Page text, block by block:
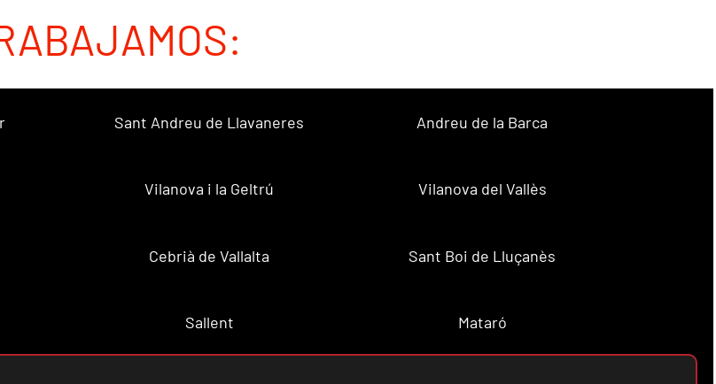
Sant Andreu de Llavaneres Andreu de la Barca
Vilanova i la Geltrú Vilanova del Vallès
Cebrià de Vallalta Sant Boi de Lluçanès
Sallent Mataró